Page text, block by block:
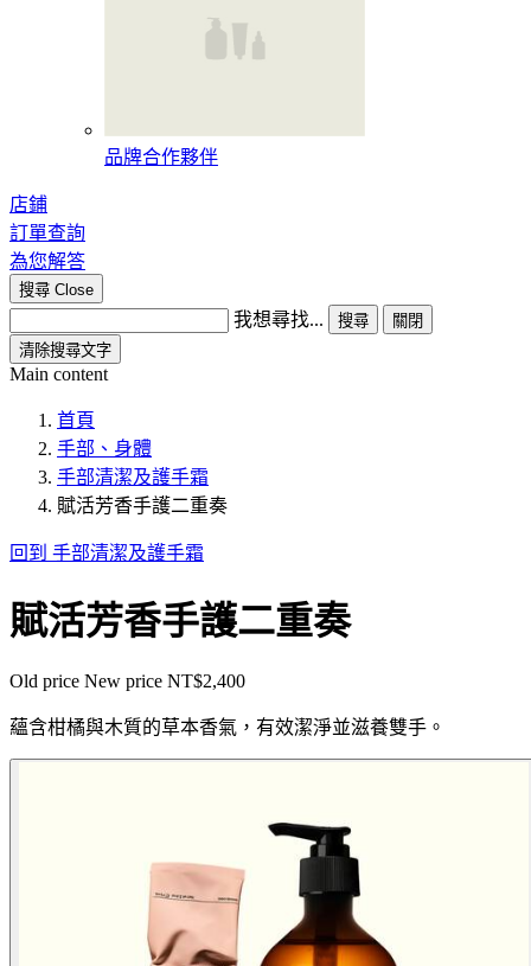
品牌合作夥伴
店鋪
訂單查詢
為您解答
搜尋 Close
我想尋找... 搜尋
關閉
清除搜尋文字
Main content
首頁
手部、身體
手部清潔及護手霜
賦活芳香手護二重奏
回到 手部清潔及護手霜
賦活芳香手護二重奏
Old price New price NT$2,400
蘊含柑橘與木質的草本香氣，有效潔淨並滋養雙手。